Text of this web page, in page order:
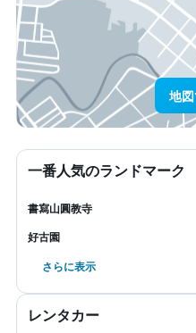
地
一番人気のランドマーク
書寫山圓教寺
好古園
さらに表示
レンタカー